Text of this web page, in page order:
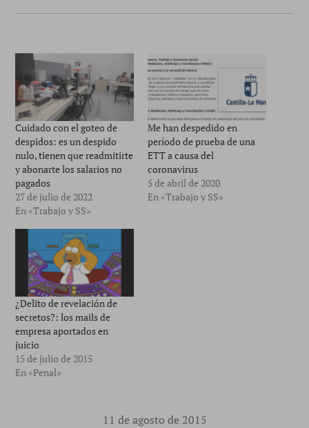
Cuidado con el goteo de
despidos: es un despido
nulo, tienen que readmitirte
y abonarte los salarios no
pagados
27 de julio de 2022
En «Trabajo y SS»
Me han despedido en
período de prueba de una
ETT a causa del
coronavirus
5 de abril de 2020
En «Trabajo y SS»
¿Delito de revelación de
secretos?: los mails de
empresa aportados en
juicio
15 de julio de 2015
En «Penal»
11 de agosto de 2015